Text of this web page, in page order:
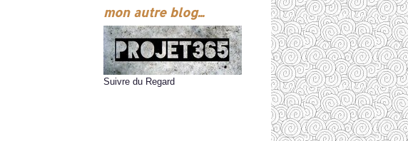
mon autre blog...
Suivre du Regard